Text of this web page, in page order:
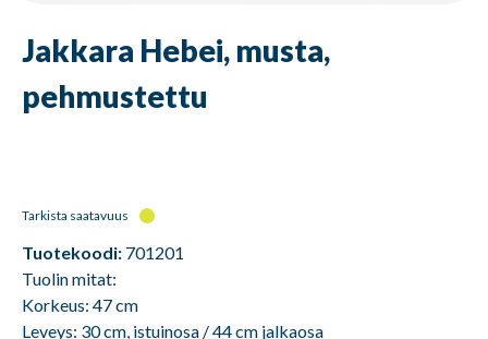
Jakkara Hebei, musta,
pehmustettu
Tarkista saatavuus
Tuotekoodi: 701201
Tuolin mitat:
Korkeus: 47 cm
Leveys: 30 cm, istuinosa / 44 cm jalkaosa